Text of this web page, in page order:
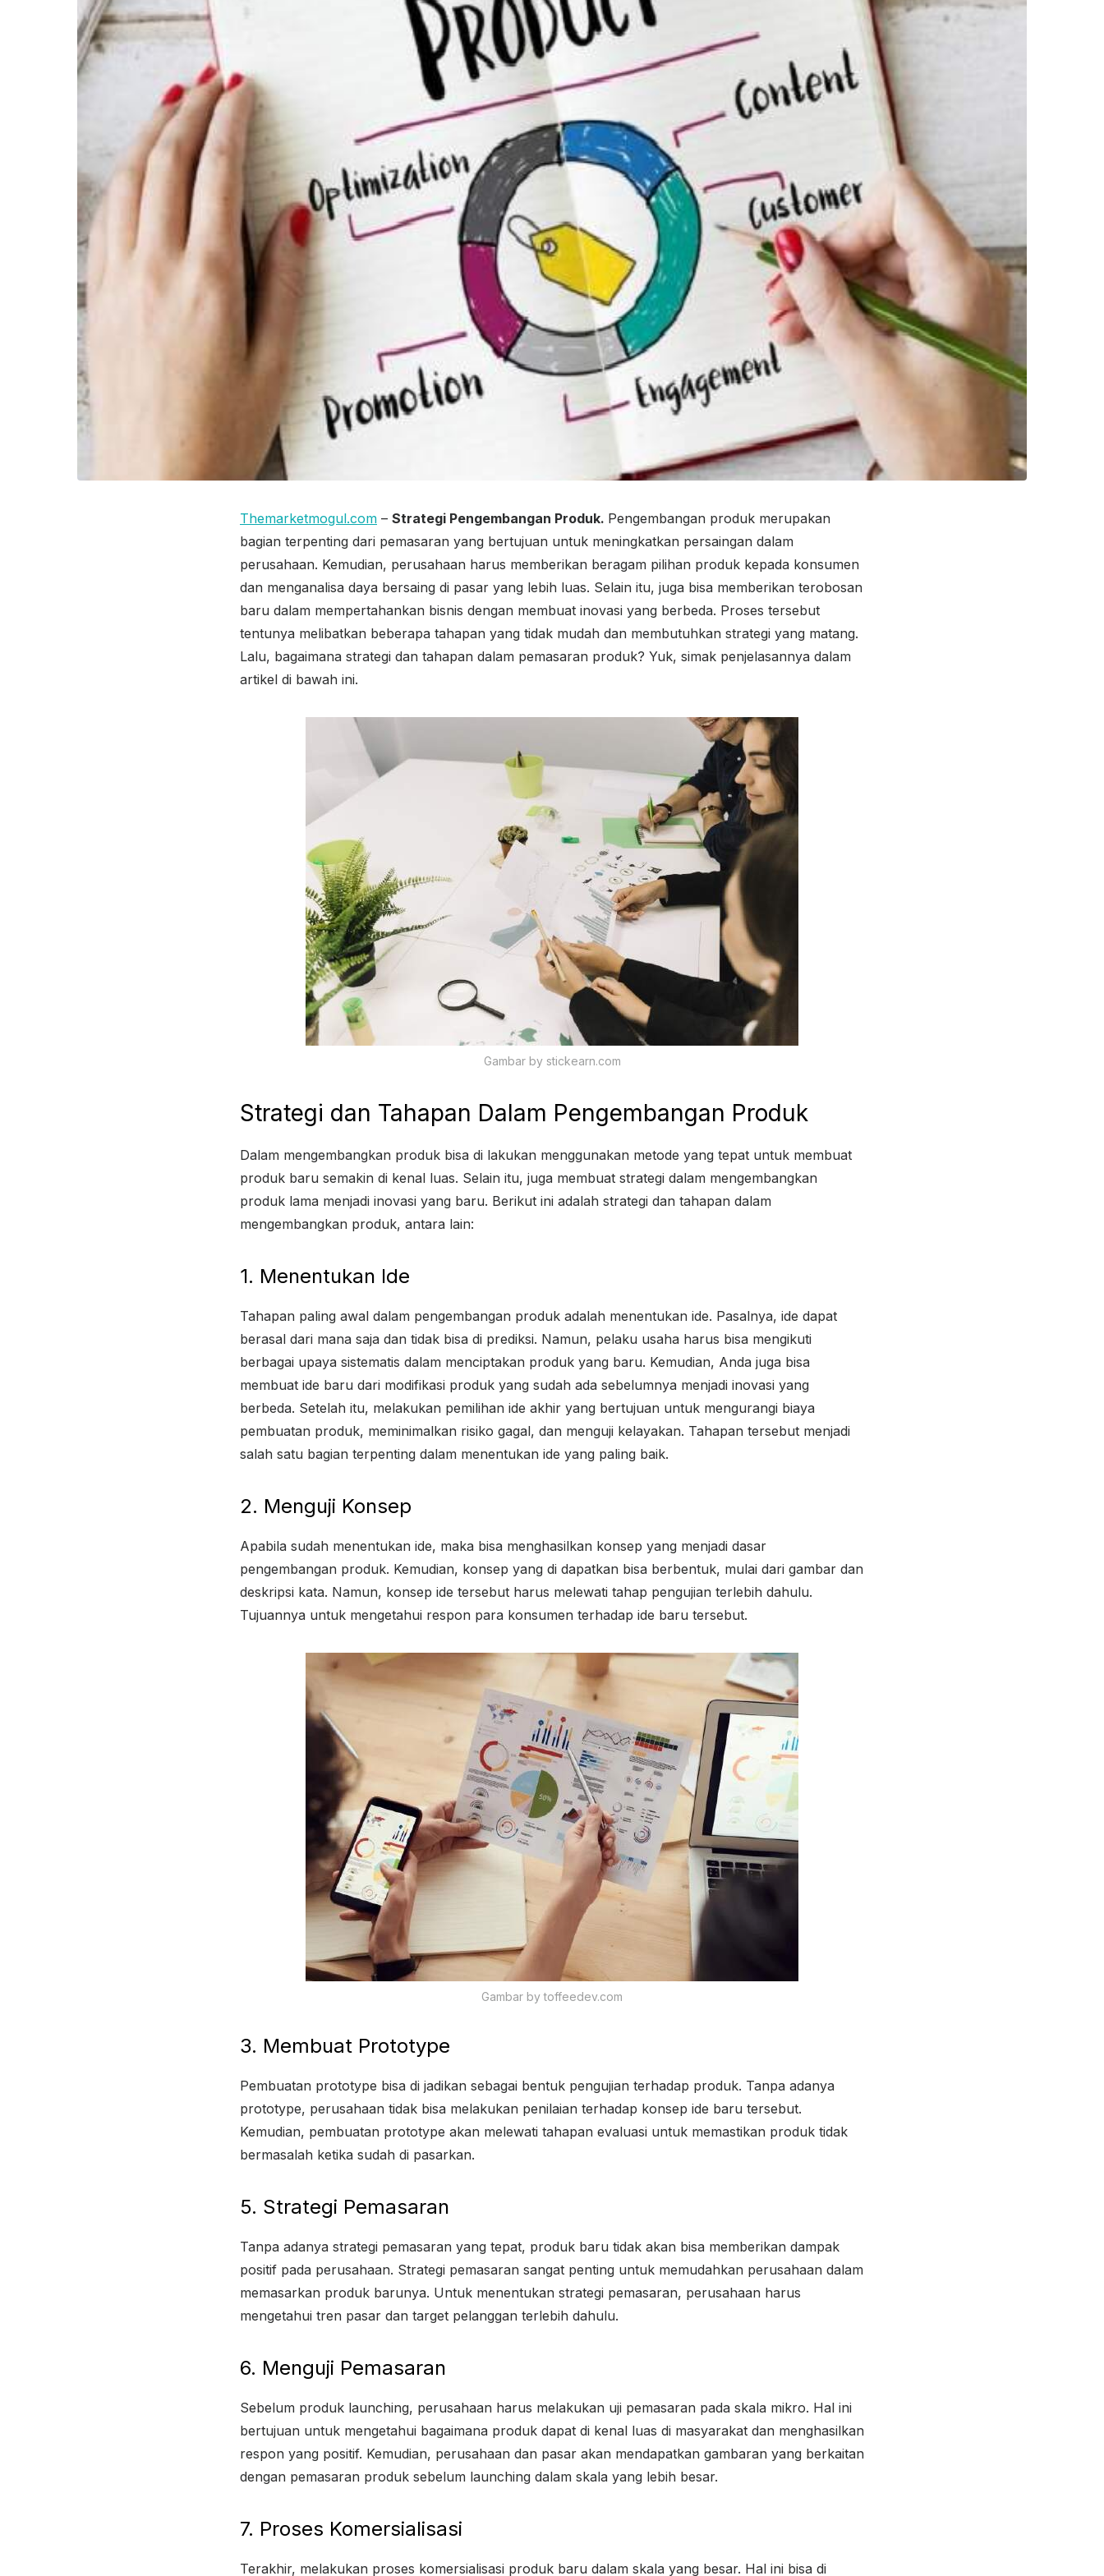
Themarketmogul.com – Strategi Pengembangan Produk. Pengembangan produk merupakan
bagian terpenting dari pemasaran yang bertujuan untuk meningkatkan persaingan dalam
perusahaan. Kemudian, perusahaan harus memberikan beragam pilihan produk kepada konsumen
dan menganalisa daya bersaing di pasar yang lebih luas. Selain itu, juga bisa memberikan terobosan
baru dalam mempertahankan bisnis dengan membuat inovasi yang berbeda. Proses tersebut
tentunya melibatkan beberapa tahapan yang tidak mudah dan membutuhkan strategi yang matang.
Lalu, bagaimana strategi dan tahapan dalam pemasaran produk? Yuk, simak penjelasannya dalam
artikel di bawah ini.
Gambar by stickearn.com
Strategi dan Tahapan Dalam Pengembangan Produk
Dalam mengembangkan produk bisa di lakukan menggunakan metode yang tepat untuk membuat
produk baru semakin di kenal luas. Selain itu, juga membuat strategi dalam mengembangkan
produk lama menjadi inovasi yang baru. Berikut ini adalah strategi dan tahapan dalam
mengembangkan produk, antara lain:
1. Menentukan Ide
Tahapan paling awal dalam pengembangan produk adalah menentukan ide. Pasalnya, ide dapat
berasal dari mana saja dan tidak bisa di prediksi. Namun, pelaku usaha harus bisa mengikuti
berbagai upaya sistematis dalam menciptakan produk yang baru. Kemudian, Anda juga bisa
membuat ide baru dari modifikasi produk yang sudah ada sebelumnya menjadi inovasi yang
berbeda. Setelah itu, melakukan pemilihan ide akhir yang bertujuan untuk mengurangi biaya
pembuatan produk, meminimalkan risiko gagal, dan menguji kelayakan. Tahapan tersebut menjadi
salah satu bagian terpenting dalam menentukan ide yang paling baik.
2. Menguji Konsep
Apabila sudah menentukan ide, maka bisa menghasilkan konsep yang menjadi dasar
pengembangan produk. Kemudian, konsep yang di dapatkan bisa berbentuk, mulai dari gambar dan
deskripsi kata. Namun, konsep ide tersebut harus melewati tahap pengujian terlebih dahulu.
Tujuannya untuk mengetahui respon para konsumen terhadap ide baru tersebut.
Gambar by toffeedev.com
3. Membuat Prototype
Pembuatan prototype bisa di jadikan sebagai bentuk pengujian terhadap produk. Tanpa adanya
prototype, perusahaan tidak bisa melakukan penilaian terhadap konsep ide baru tersebut.
Kemudian, pembuatan prototype akan melewati tahapan evaluasi untuk memastikan produk tidak
bermasalah ketika sudah di pasarkan.
5. Strategi Pemasaran
Tanpa adanya strategi pemasaran yang tepat, produk baru tidak akan bisa memberikan dampak
positif pada perusahaan. Strategi pemasaran sangat penting untuk memudahkan perusahaan dalam
memasarkan produk barunya. Untuk menentukan strategi pemasaran, perusahaan harus
mengetahui tren pasar dan target pelanggan terlebih dahulu.
6. Menguji Pemasaran
Sebelum produk launching, perusahaan harus melakukan uji pemasaran pada skala mikro. Hal ini
bertujuan untuk mengetahui bagaimana produk dapat di kenal luas di masyarakat dan menghasilkan
respon yang positif. Kemudian, perusahaan dan pasar akan mendapatkan gambaran yang berkaitan
dengan pemasaran produk sebelum launching dalam skala yang lebih besar.
7. Proses Komersialisasi
Terakhir, melakukan proses komersialisasi produk baru dalam skala yang besar. Hal ini bisa di